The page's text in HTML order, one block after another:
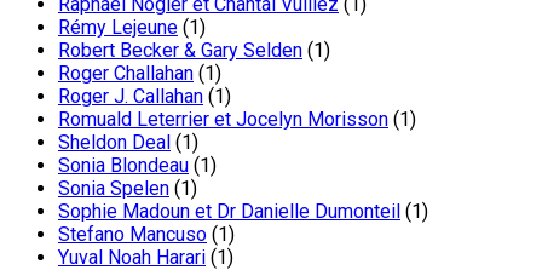
Rémy Lejeune (1)
Robert Becker & Gary Selden (1)
Roger Challahan (1)
Roger J. Callahan (1)
Romuald Leterrier et Jocelyn Morisson (1)
Sheldon Deal (1)
Sonia Blondeau (1)
Sonia Spelen (1)
Sophie Madoun et Dr Danielle Dumonteil (1)
Stefano Mancuso (1)
Yuval Noah Harari (1)